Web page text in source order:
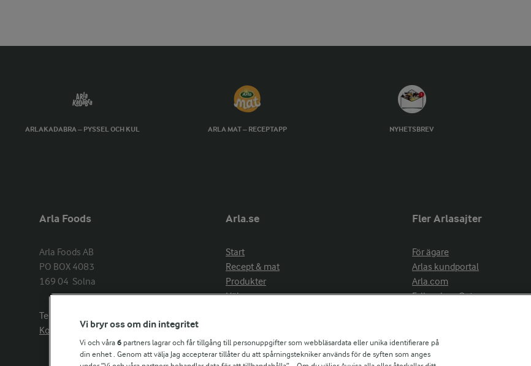
ARLAKADABRA – PYSSEL OCH KUL ARLA MAT – RECEPTAPP NYHETSBREV
Arla Foods
Arla Foods AB
PO BOX 4083
169 04  Solna
Telefon:
Kontakta oss
Arla.se
Start
Recept & mat
Produkter
Hälsa
Aktuellt
Om Arla
Fler Arlasajter
För ägare
Arlas kundportal
Arla.com
Falbygdens Ost
Vi bryr oss om din integritet
Vi och våra 6 partners lagrar och får tillgång till personuppgifter som webbläsardata eller unika identifierare på
din enhet . Genom att välja Jag accepterar tillåter du att spårningstekniker används för de syften som anges